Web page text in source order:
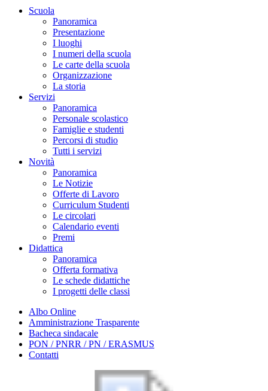
Scuola
Panoramica
Presentazione
I luoghi
I numeri della scuola
Le carte della scuola
Organizzazione
La storia
Servizi
Panoramica
Personale scolastico
Famiglie e studenti
Percorsi di studio
Tutti i servizi
Novità
Panoramica
Le Notizie
Offerte di Lavoro
Curriculum Studenti
Le circolari
Calendario eventi
Premi
Didattica
Panoramica
Offerta formativa
Le schede didattiche
I progetti delle classi
Albo Online
Amministrazione Trasparente
Bacheca sindacale
PON / PNRR / PN / ERASMUS
Contatti